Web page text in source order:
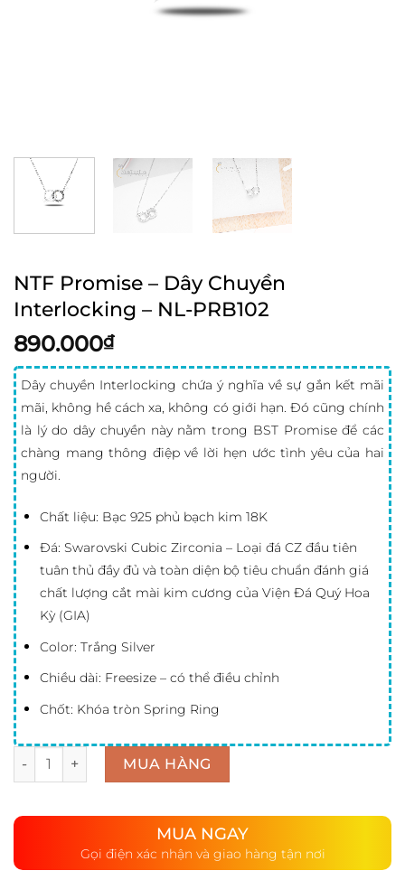
NTF Promise – Dây Chuyền
Interlocking – NL-PRB102
890.000₫
Dây chuyền Interlocking chứa ý nghĩa về sự gắn kết mãi
mãi, không hề cách xa, không có giới hạn. Đó cũng chính
là lý do dây chuyền này nằm trong BST Promise để các
chàng mang thông điệp về lời hẹn ước tình yêu của hai
người.
Chất liệu: Bạc 925 phủ bạch kim 18K
Đá: Swarovski Cubic Zirconia – Loại đá CZ đầu tiên
tuân thủ đầy đủ và toàn diện bộ tiêu chuẩn đánh giá
chất lượng cắt mài kim cương của Viện Đá Quý Hoa
Kỳ (GIA)
Color: Trắng Silver
Chiều dài: Freesize – có thể điều chỉnh
Chốt: Khóa tròn Spring Ring
Số lượng MUA HÀNG
MUA NGAY
Gọi điện xác nhận và giao hàng tận nơi